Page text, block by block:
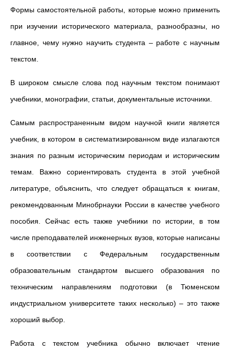
Формы самостоятельной работы, которые можно применить
при изучении исторического материала, разнообразны, но
главное, чему нужно научить студента – работе с научным
текстом.
В широком смысле слова под научным текстом понимают
учебники, монографии, статьи, документальные источники.
Самым распространенным видом научной книги является
учебник, в котором в систематизированном виде излагаются
знания по разным историческим периодам и историческим
темам. Важно сориентировать студента в этой учебной
литературе, объяснить, что следует обращаться к книгам,
рекомендованным Минобрнауки России в качестве учебного
пособия. Сейчас есть также учебники по истории, в том
числе преподавателей инженерных вузов, которые написаны
в соответствии с Федеральным государственным
образовательным стандартом высшего образования по
техническим направлениям подготовки (в Тюменском
индустриальном университете таких несколько) – это также
хороший выбор.
Работа с текстом учебника обычно включает чтение